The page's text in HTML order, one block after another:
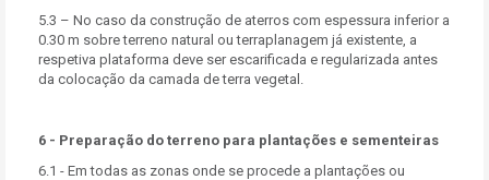
5.3 – No caso da construção de aterros com espessura inferior a
0.30 m sobre terreno natural ou terraplanagem já existente, a
respetiva plataforma deve ser escarificada e regularizada antes
da colocação da camada de terra vegetal.
6 - Preparação do terreno para plantações e sementeiras
6.1 - Em todas as zonas onde se procede a plantações ou